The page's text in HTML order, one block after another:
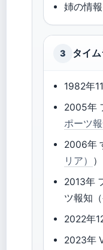
姉の情報
3 タイ
1982年
2005年
ポーツ報
2006年
リア）
2013年
ツ報知
2022年
2023年